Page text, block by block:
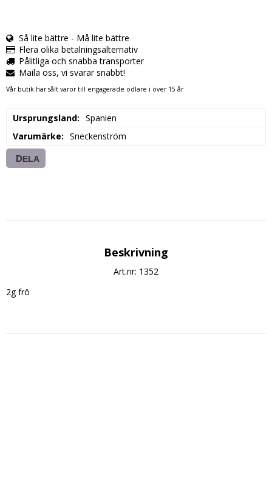
Så lite bättre - Må lite bättre
Flera olika betalningsalternativ
Pålitliga och snabba transporter
Maila oss, vi svarar snabbt!
Vår butik har sålt varor till engagerade odlare i över 15 år
Ursprungsland
Spanien
Varumärke
Sneckenström
DELA
Beskrivning
Art.nr: 1352
2g frö